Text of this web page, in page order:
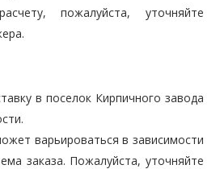
пожалуйста, уточняйте
в поселок Кирпичного завода
варьироваться в зависимости
заказа. Пожалуйста, уточняйте